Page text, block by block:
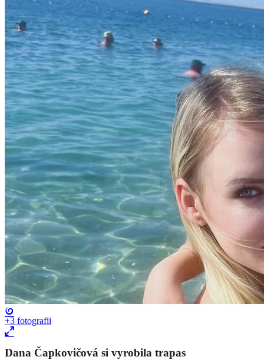
+3 fotografii
Dana Čapkovičová si vyrobila trapas